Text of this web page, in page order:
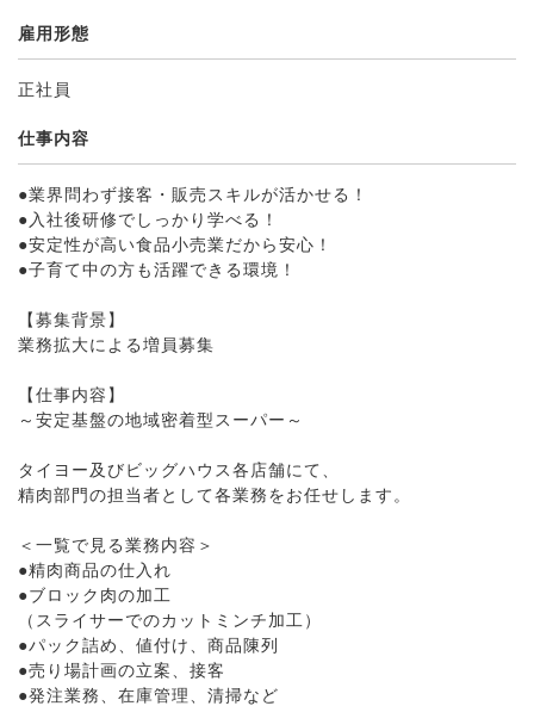
雇用形態
正社員
仕事内容
●業界問わず接客・販売スキルが活かせる！
●入社後研修でしっかり学べる！
●安定性が高い食品小売業だから安心！
●子育て中の方も活躍できる環境！
【募集背景】
業務拡大による増員募集
【仕事内容】
～安定基盤の地域密着型スーパー～
タイヨー及びビッグハウス各店舗にて、
精肉部門の担当者として各業務をお任せします。
＜一覧で見る業務内容＞
●精肉商品の仕入れ
●ブロック肉の加工
（スライサーでのカットミンチ加工）
●パック詰め、値付け、商品陳列
●売り場計画の立案、接客
●発注業務、在庫管理、清掃など